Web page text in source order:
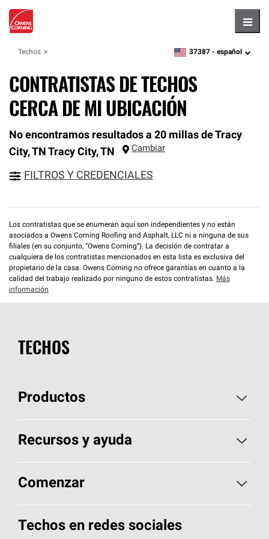
Techos zipcode,language
37387 - español
CONTRATISTAS DE TECHOS
CERCA DE MI UBICACIÓN
No encontramos resultados a 20 millas de Tracy
City, TN Tracy City,TN Cambiar
FILTROS Y CREDENCIALES
Los contratistas que se enumeran aquí son independientes y no están
asociados a Owens Corning Roofing and Asphalt, LLC ni a ninguna de sus
filiales (en su conjunto, “Owens Corning”). La decisión de contratar a
cualquiera de los contratistas mencionados en esta lista es exclusiva del
propietario de la casa. Owens Corning no ofrece garantías en cuanto a la
calidad del trabajo realizado por ninguno de estos contratistas. Más
información
TECHOS
Productos
Elija sus tejas
Encuentre un contratista
Componentes para techos
Recursos y ayuda
Aspectos básicos sobre techos
Herramientas de diseño y color
Comenzar
Llame al 1-800-GET-PINK®
Techos en redes sociales